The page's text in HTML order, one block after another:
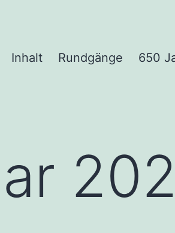
Inhalt Rundgänge 650